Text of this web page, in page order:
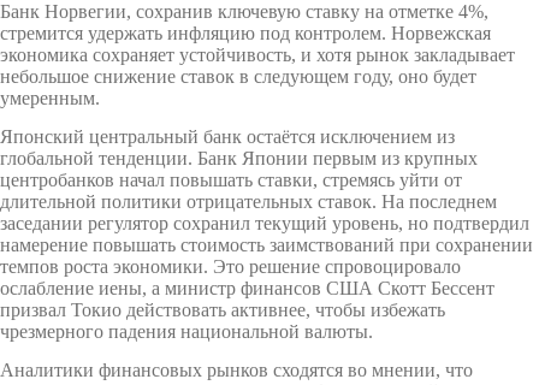
Банк Норвегии, сохранив ключевую ставку на отметке 4%,
стремится удержать инфляцию под контролем. Норвежская
экономика сохраняет устойчивость, и хотя рынок закладывает
небольшое снижение ставок в следующем году, оно будет
умеренным.
Японский центральный банк остаётся исключением из
глобальной тенденции. Банк Японии первым из крупных
центробанков начал повышать ставки, стремясь уйти от
длительной политики отрицательных ставок. На последнем
заседании регулятор сохранил текущий уровень, но подтвердил
намерение повышать стоимость заимствований при сохранении
темпов роста экономики. Это решение спровоцировало
ослабление иены, а министр финансов США Скотт Бессент
призвал Токио действовать активнее, чтобы избежать
чрезмерного падения национальной валюты.
Аналитики финансовых рынков сходятся во мнении, что